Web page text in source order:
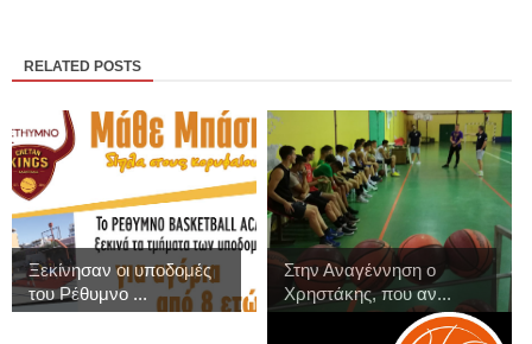
RELATED POSTS
Ξεκίνησαν οι υποδομές
του Ρέθυμνο ...
Στην Αναγέννηση ο
Χρηστάκης, που αν...